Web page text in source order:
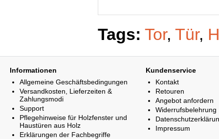
Tags: Tor, Tür,
Informationen
Allgemeine Geschäftsbedingungen
Versandkosten, Lieferzeiten &
Zahlungsmodi
Support
Pflegehinweise für Holzfenster und
Haustüren aus Holz
Erklärungen der Fachbegriffe
Kundenservice
Kontakt
Retouren
Angebot anfordern
Widerrufsbelehrung
Impressum